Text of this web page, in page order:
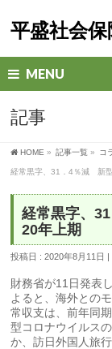
平盛社会
MENU
記事
HOME » 記事一覧 » コ
経常黒字、31．4％減 新
経常黒字、
20年上期
投稿日 : 2020年8月11日
財務省が11日発表
よると、海外との
常収支は、前年同
型コロナウイルス
か、訪日外国人旅